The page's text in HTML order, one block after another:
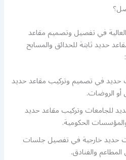
العالية في تفصيل وتصميم مقاعد
حديد ثابتة للحدائق والمسابح
حديد في تصميم وتركيب مقاعد حديد
أو الروضات.
للجامعات وتركيب مقاعد حديد
الحكومية.
حديد خارجية في تفصيل جلسات
والفنادق.